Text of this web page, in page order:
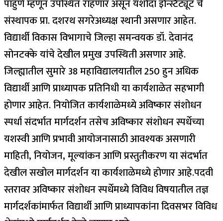
पाहुणे म्हणून उपस्थित राहणार असून यशोदा इन्स्टिट्यूट चे
संस्थापक प्रा. दशरथ सगरेअध्यक्ष स्थानी असणार आहेत.
विद्यार्थी विकास विभागाचे जिल्हा समन्वयक डॉ. देवानंद
सोनटक्के यांचे देखील प्रमुख उपस्थिती असणार आहे.
जिल्ह्यातील सुमारे 38 महाविद्यालयातील 250 हुन अधिक
विद्यार्थी आणि प्राध्यापक प्रतिनिधी या कार्यशाळेत सहभागी
होणार आहेत. नियोजित कार्यशाळेमध्ये अविष्कार संशोधन
स्पर्धा संदर्भात मार्गदर्शन तसेच अविष्कार संशोधन स्पर्धेच्या
यशस्वी आणि प्रभावी आयोजनासाठी आवश्यक असणारी
माहिती, नियोजन, मूल्यांकन आणि प्रस्तुतीकरण या संदर्भात
देखील सखोल मार्गदर्शन या कार्यशाळेमध्ये होणार आहे.पदवी
स्तरावर अविष्कार संशोधन स्पर्धेमध्ये विविध विषयातील तज्ञ
मार्गदर्शकांमार्फत विद्यार्थी आणि प्राध्यापकांना दिवसभर विविध